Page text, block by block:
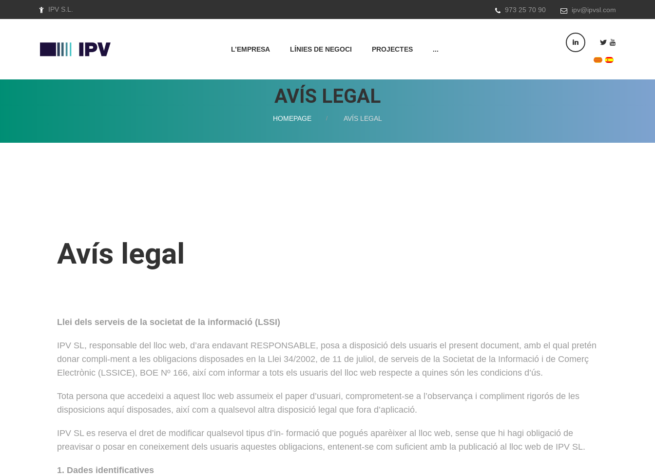
IPV S.L. 973 25 70 90 ipv@ipvsl.com
L’EMPRESA LÍNIES DE NEGOCI PROJECTES ...
AVÍS LEGAL
HOMEPAGE AVÍS LEGAL
Avís legal
Llei dels serveis de la societat de la informació (LSSI)
IPV SL, responsable del lloc web, d’ara endavant RESPONSABLE, posa a disposició dels usuaris el present document, amb el qual pretén
donar compli-ment a les obligacions disposades en la Llei 34/2002, de 11 de juliol, de serveis de la Societat de la Informació i de Comerç
Electrònic (LSSICE), BOE Nº 166, així com informar a tots els usuaris del lloc web respecte a quines són les condicions d’ús.
Tota persona que accedeixi a aquest lloc web assumeix el paper d’usuari, comprometent-se a l’observança i compliment rigorós de les
disposicions aquí disposades, així com a qualsevol altra disposició legal que fora d’aplicació.
IPV SL es reserva el dret de modificar qualsevol tipus d’in- formació que pogués aparèixer al lloc web, sense que hi hagi obligació de
preavisar o posar en coneixement dels usuaris aquestes obligacions, entenent-se com suficient amb la publicació al lloc web de IPV SL.
1. Dades identificatives